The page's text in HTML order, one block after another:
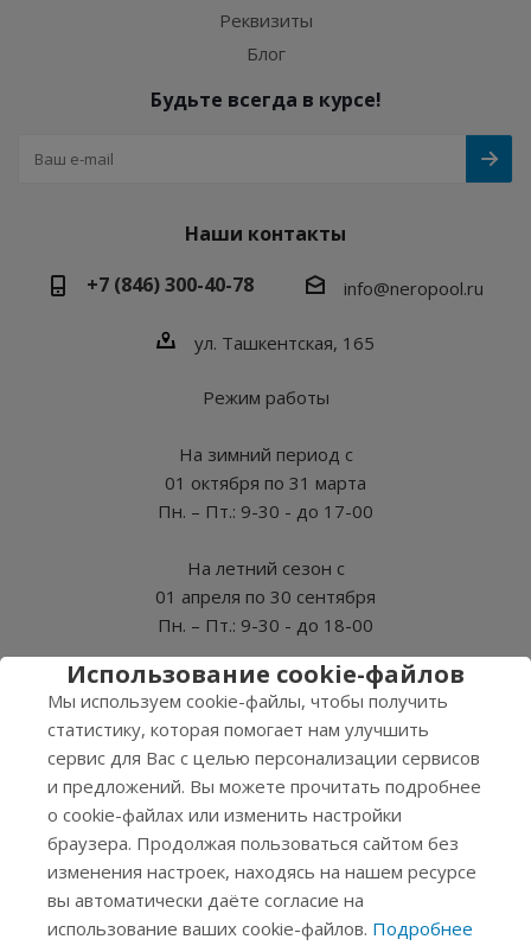
Использование cookie-файлов
Мы используем cookie-файлы, чтобы получить
статистику, которая помогает нам улучшить
сервис для Вас с целью персонализации сервисов
и предложений. Вы можете прочитать подробнее
о cookie-файлах или изменить настройки
браузера. Продолжая пользоваться сайтом без
изменения настроек, находясь на нашем ресурсе
вы автоматически даёте согласие на
использование ваших cookie-файлов. Подробнее
Реквизиты
Блог
Будьте всегда в курсе!
Наши контакты
+7 (846) 300-40-78
info@neropool.ru
ул. Ташкентская, 165
Режим работы
На зимний период с
01 октября по 31 марта
Пн. – Пт.: 9-30 - до 17-00
На летний сезон с
01 апреля по 30 сентября
Пн. – Пт.: 9-30 - до 18-00
СБ, ВС - Выходные
2026 © Нэро
Соглашение на обработку персональных данных
Политика конфиденциальности
Продвижение